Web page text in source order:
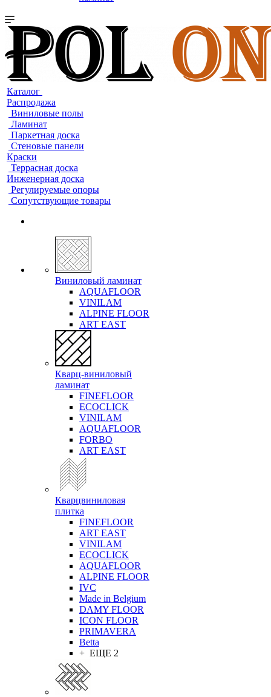
Каталог
Распродажа
Виниловые полы
Ламинат
Паркетная доска
Стеновые панели
Краски
Террасная доска
Инженерная доска
Регулируемые опоры
Сопутствующие товары
Виниловый ламинат
AQUAFLOOR
VINILAM
ALPINE FLOOR
ART EAST
Кварц-виниловый
ламинат
FINEFLOOR
ECOCLICK
VINILAM
AQUAFLOOR
FORBO
ART EAST
Кварцвиниловая
плитка
FINEFLOOR
ART EAST
VINILAM
ECOCLICK
AQUAFLOOR
ALPINE FLOOR
IVC
Made in Belgium
DAMY FLOOR
ICON FLOOR
PRIMAVERA
Betta
+ ЕЩЕ 2